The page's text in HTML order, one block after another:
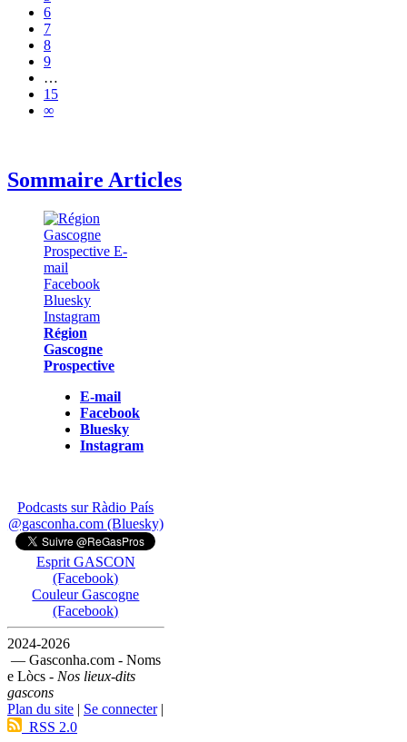
6
7
8
9
…
15
∞
Sommaire Articles
Région
Gascogne
Prospective
E-mail
Facebook
Bluesky
Instagram
Podcasts sur Ràdio País
@gasconha.com (Bluesky)
Esprit GASCON
(Facebook)
Couleur Gascogne
(Facebook)
2024-2026
— Gasconha.com - Noms
e Lòcs - Nos lieux-dits
gascons
Plan du site | Se connecter|
RSS 2.0